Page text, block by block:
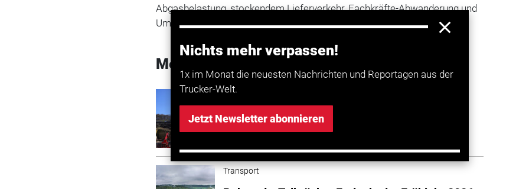
Nichts mehr verpassen!
1x im Monat die neuesten Nachrichten und Reportagen aus der
Trucker-Welt.
Jetzt Newsletter abonnieren
Abgasbelastung, stockendem Lieferverkehr, Fachkräfte-Abwanderung und
Umsatzeinbußen schwer getroffen.
Mehr zum Thema entdecken
Transport
A45: Talbrücke Rahmede öffnet am 22.
Dezember
Transport